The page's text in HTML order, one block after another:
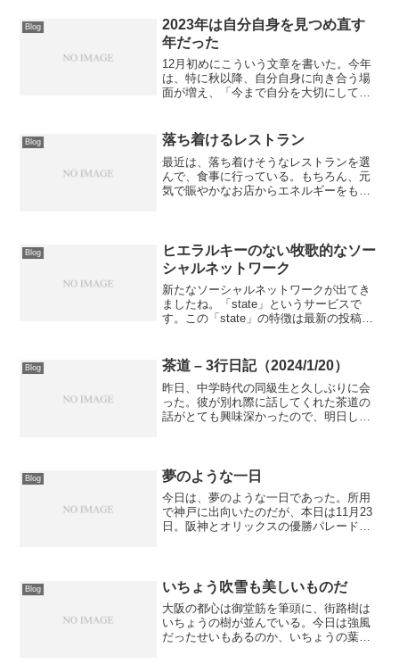
Blog
2023年は自分自身を見つめ直す
年だった
12月初めにこういう文章を書いた。今年
は、特に秋以降、自分自身に向き合う場
面が増え、「今まで自分を大切にしてこ
と自問自答していた。同じようなことを
考えている人の記事もち...
Blog 落ち着けるレストラン
最近は、落ち着けそうなレストランを選
んで、食事に行っている。もちろん、元
気で賑やかなお店からエネルギーをもら
ある。JR芦屋駅...
Blog
ヒエラルキーのない牧歌的なソー
シャルネットワーク
新たなソーシャルネットワークが出てき
ましたね。「state」というサービスで
す。この「state」の特徴は最新の投稿し
数は100文字が上限フォロワー数やいいね
数など、...
Blog 茶道 – 3行日記（2024/1/20）
昨日、中学時代の同級生と久しぶりに会
った。彼が別れ際に話してくれた茶道の
話がとても興味深かったので、明日した
Blog 夢のような一日
今日は、夢のような一日であった。所用
で神戸に出向いたのだが、本日は11月23
日。阪神とオリックスの優勝パレード
を横断するのも一苦労で...
Blog いちょう吹雪も美しいものだ
大阪の都心は御堂筋を筆頭に、街路樹は
いちょうの樹が並んでいる。今日は強風
だったせいもあるのか、いちょうの葉が